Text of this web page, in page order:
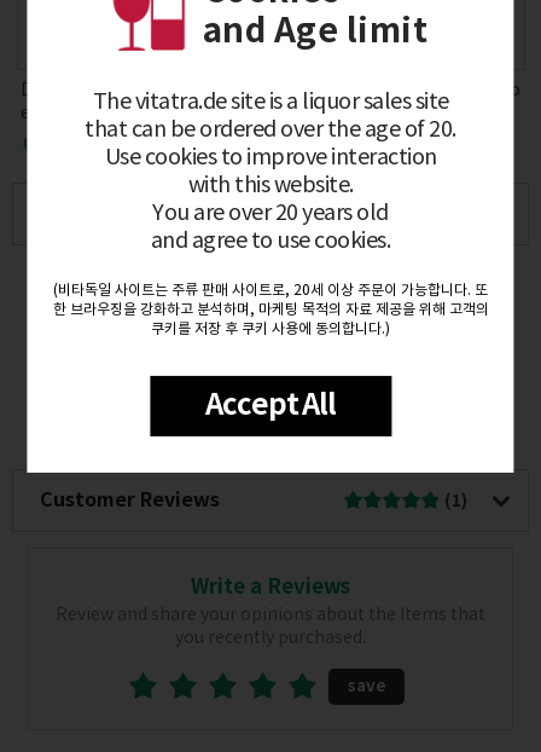
and Age limit
The vitatra.de site is a liquor sales site
that can be ordered over the age of 20.
Use cookies to improve interaction
with this website.
You are over 20 years old
and agree to use cookies.
(비타독일 사이트는 주류 판매 사이트로, 20세 이상 주문이 가능합니다. 또
한 브라우징을 강화하고 분석하며, 마케팅 목적의 자료 제공을 위해 고객의
쿠키를 저장 후 쿠키 사용에 동의합니다.)
Accept All
Domaine Trapet P
ere et Fils Gevrey C
hambertin Cuvee 1
859 2021 (BIO) 12.
€147.00
Les pieds sur Terre
Trousseau Les Tro
uillots 2022 12% 0.
75L
€52.00
Domaine Pierre Bo
isson Pommard 20
20 0.75L
€86.00
Product Overview
상품 리뷰 보러가기
Customer Reviews (1)
Write a Reviews
Review and share your opinions about the Items that
you recently purchased.
save